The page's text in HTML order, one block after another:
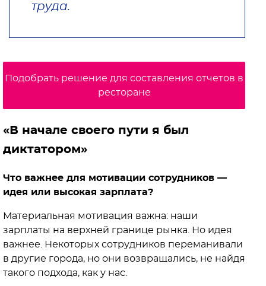
труда.
Подобрать решение для составления отчетов в
ресторане
«В начале своего пути я был
диктатором»
Что важнее для мотивации сотрудников —
идея или высокая зарплата?
Материальная мотивация важна: наши
зарплаты на верхней границе рынка. Но идея
важнее. Некоторых сотрудников переманивали
в другие города, но они возвращались, не найдя
такого подхода, как у нас.